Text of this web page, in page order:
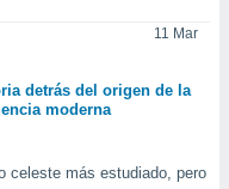
11 Mar
detrás del origen de la
moderna
celeste más estudiado, pero